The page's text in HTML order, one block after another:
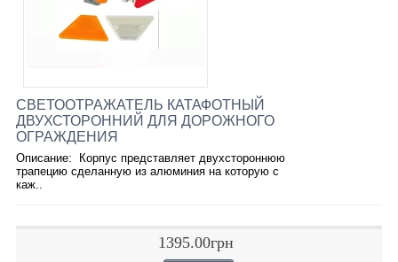
СВЕТООТРАЖАТЕЛЬ КАТАФОТНЫЙ
ДВУХСТОРОННИЙ ДЛЯ ДОРОЖНОГО
ОГРАЖДЕНИЯ
Описание: Корпус представляет двухстороннюю
трапецию сделанную из алюминия на которую с
каж..
1395.00грн